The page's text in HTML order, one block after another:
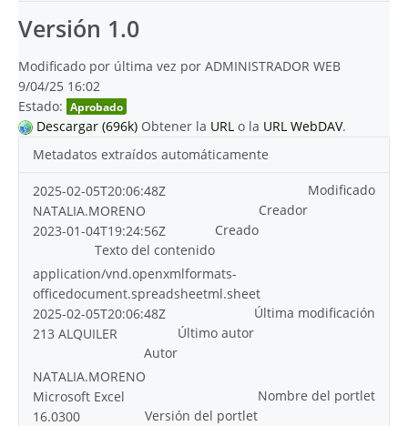
Versión 1.0
Modificado por última vez por ADMINISTRADOR WEB
9/04/25 16:02
Estado: Aprobado
Descargar (696k) Obtener la URL o la URL WebDAV.
Metadatos extraídos automáticamente
Modificado
2025-02-05T20:06:48Z
Creador
NATALIA.MORENO
Creado
2023-01-04T19:24:56Z
Texto del contenido
application/vnd.openxmlformats-
officedocument.spreadsheetml.sheet
Última modificación
2025-02-05T20:06:48Z
Último autor
213 ALQUILER
Autor
NATALIA.MORENO
Nombre del portlet
Microsoft Excel
Versión del portlet
16.0300